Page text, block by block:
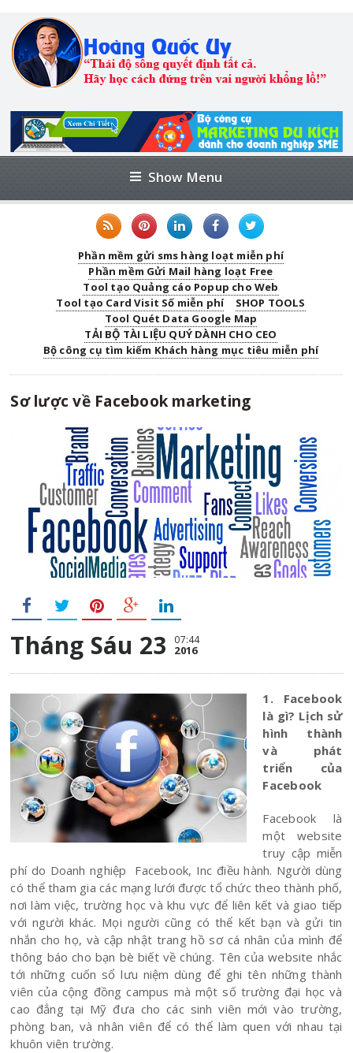
Show Menu
Phần mềm gửi sms hàng loạt miễn phí
Phần mềm Gửi Mail hàng loạt Free
Tool tạo Quảng cáo Popup cho Web
Tool tạo Card Visit Số miễn phí
SHOP TOOLS
Tool Quét Data Google Map
TẢI BỘ TÀI LIỆU QUÝ DÀNH CHO CEO
Bộ công cụ tìm kiếm Khách hàng mục tiêu miễn phí
Sơ lược về Facebook marketing
Tháng Sáu 23 07:44
2016
1. Facebook
là gì? Lịch sử
hình thành
và phát
triển của
Facebook
Facebook là
một website
truy cập miễn
phí do Doanh nghiệp Facebook, Inc điều hành. Người dùng
có thể tham gia các mạng lưới được tổ chức theo thành phố,
nơi làm việc, trường học và khu vực để liên kết và giao tiếp
với người khác. Mọi người cũng có thể kết bạn và gửi tin
nhắn cho họ, và cập nhật trang hồ sơ cá nhân của mình để
thông báo cho bạn bè biết về chúng. Tên của website nhắc
tới những cuốn sổ lưu niệm dùng để ghi tên những thành
viên của cộng đồng campus mà một số trường đại học và
cao đẳng tại Mỹ đưa cho các sinh viên mới vào trường,
phòng ban, và nhân viên để có thể làm quen với nhau tại
khuôn viên trường.